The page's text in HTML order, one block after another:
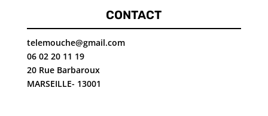
CONTACT
telemouche@gmail.com
06 02 20 11 19
20 Rue Barbaroux
MARSEILLE- 13001